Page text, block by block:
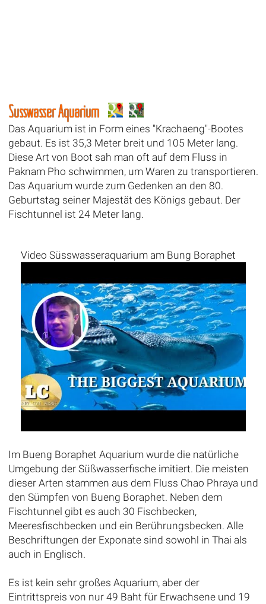
Süsswasser Aquarium
Das Aquarium ist in Form eines "Krachaeng"-Bootes
gebaut. Es ist 35,3 Meter breit und 105 Meter lang.
Diese Art von Boot sah man oft auf dem Fluss in
Paknam Pho schwimmen, um Waren zu transportieren.
Das Aquarium wurde zum Gedenken an den 80.
Geburtstag seiner Majestät des Königs gebaut. Der
Fischtunnel ist 24 Meter lang.
Video Süsswasseraquarium am Bung Boraphet
Im Bueng Boraphet Aquarium wurde die natürliche
Umgebung der Süßwasserfische imitiert. Die meisten
dieser Arten stammen aus dem Fluss Chao Phraya und
den Sümpfen von Bueng Boraphet. Neben dem
Fischtunnel gibt es auch 30 Fischbecken,
Meeresfischbecken und ein Berührungsbecken. Alle
Beschriftungen der Exponate sind sowohl in Thai als
auch in Englisch.
Es ist kein sehr großes Aquarium, aber der
Eintrittspreis von nur 49 Baht für Erwachsene und 19